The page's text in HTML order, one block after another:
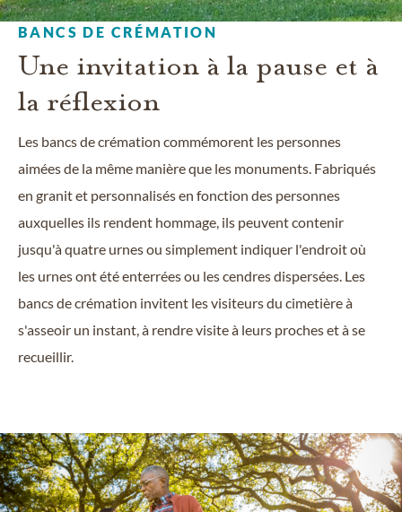
BANCS DE CRÉMATION
Une invitation à la pause et à
la réflexion
Les bancs de crémation commémorent les personnes
aimées de la même manière que les monuments. Fabriqués
en granit et personnalisés en fonction des personnes
auxquelles ils rendent hommage, ils peuvent contenir
jusqu'à quatre urnes ou simplement indiquer l'endroit où
les urnes ont été enterrées ou les cendres dispersées. Les
bancs de crémation invitent les visiteurs du cimetière à
s'asseoir un instant, à rendre visite à leurs proches et à se
recueillir.